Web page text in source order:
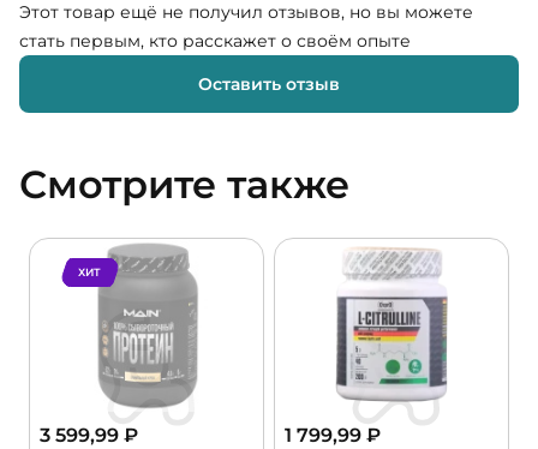
Этот товар ещё не получил отзывов, но вы можете
стать первым, кто расскажет о своём опыте
Оставить отзыв
Смотрите также
ХИТ
3 599,99 ₽ 1 799,99 ₽